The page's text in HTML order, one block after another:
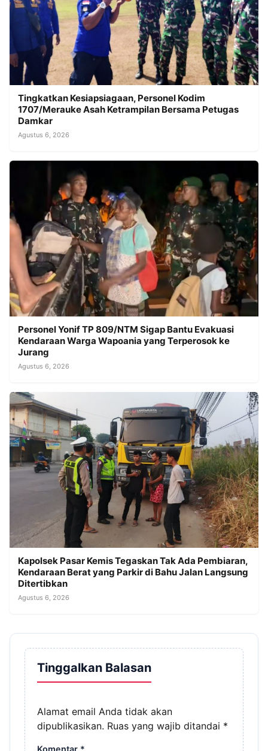
Tingkatkan Kesiapsiagaan, Personel Kodim
1707/Merauke Asah Ketrampilan Bersama Petugas
Damkar
Agustus 6, 2026
Personel Yonif TP 809/NTM Sigap Bantu Evakuasi
Kendaraan Warga Wapoania yang Terperosok ke
Jurang
Agustus 6, 2026
Kapolsek Pasar Kemis Tegaskan Tak Ada Pembiaran,
Kendaraan Berat yang Parkir di Bahu Jalan Langsung
Ditertibkan
Agustus 6, 2026
Tinggalkan Balasan
Alamat email Anda tidak akan
dipublikasikan. Ruas yang wajib ditandai *